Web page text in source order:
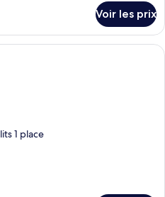
Voir les prix
Une chambre d’hôtel avec deux lits
1 place